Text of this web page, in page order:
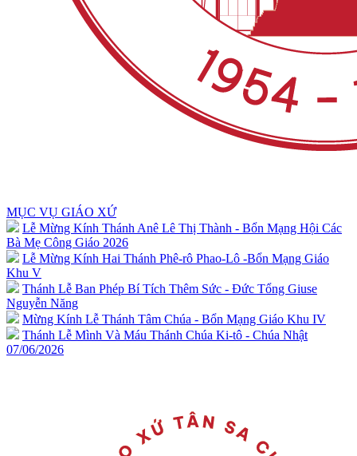
MỤC VỤ GIÁO XỨ
Lễ Mừng Kính Thánh Anê Lê Thị Thành - Bổn Mạng Hội Các
Bà Mẹ Công Giáo 2026
Lễ Mừng Kính Hai Thánh Phê-rô Phao-Lô -Bổn Mạng Giáo
Khu V
Thánh Lễ Ban Phép Bí Tích Thêm Sức - Đức Tổng Giuse
Nguyễn Năng
Mừng Kính Lễ Thánh Tâm Chúa - Bổn Mạng Giáo Khu IV
Thánh Lễ Mình Và Máu Thánh Chúa Ki-tô - Chúa Nhật
07/06/2026